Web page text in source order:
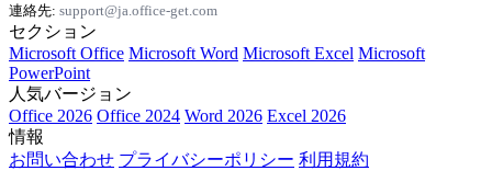
連絡先: support@ja.office-get.com
セクション
Microsoft Office Microsoft Word Microsoft Excel Microsoft
PowerPoint
人気バージョン
Office 2026 Office 2024 Word 2026 Excel 2026
情報
お問い合わせ プライバシーポリシー 利用規約